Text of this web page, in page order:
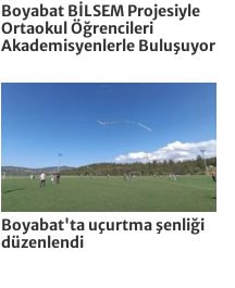
Boyabat BİLSEM Projesiyle
Ortaokul Öğrencileri
Akademisyenlerle Buluşuyor
Boyabat'ta uçurtma şenliği
düzenlendi